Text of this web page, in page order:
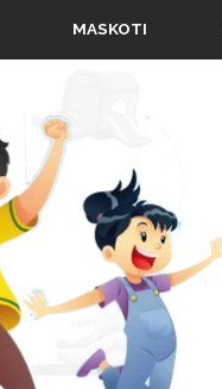
▼
MASKOTI